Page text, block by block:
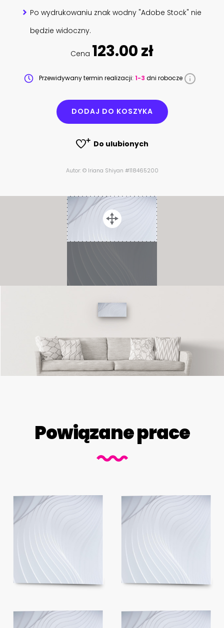
Po wydrukowaniu znak wodny "Adobe Stock" nie
będzie widoczny.
Cena 123.00 zł
Przewidywany termin realizacji: 1-3 dni robocze
DODAJ DO KOSZYKA
Do ulubionych
Autor: © Iriana Shiyan #118465200
Powiązane prace